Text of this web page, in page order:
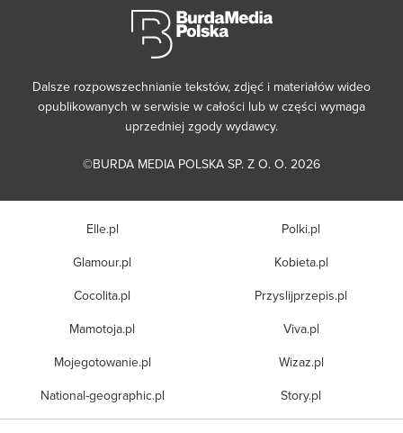
Dalsze rozpowszechnianie tekstów, zdjęć i materiałów wideo
opublikowanych w serwisie w całości lub w części wymaga
uprzedniej zgody wydawcy.
©BURDA MEDIA POLSKA SP. Z O. O. 2026
Elle.pl
Glamour.pl
Cocolita.pl
Mamotoja.pl
Mojegotowanie.pl
National-geographic.pl
Polki.pl
Kobieta.pl
Przyslijprzepis.pl
Viva.pl
Wizaz.pl
Story.pl